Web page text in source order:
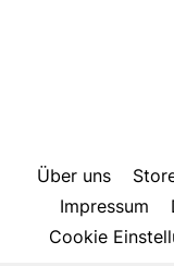
Über uns
Impressum
Cookie